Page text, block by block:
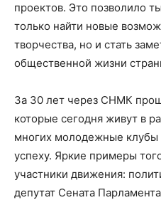
проектов. Это позволило
только найти новые
творчества, но и стать
общественной жизни
За 30 лет через СНМК
которые сегодня живут в
многих молодежные клубы
успеху. Яркие примеры
участники движения:
депутат Сената